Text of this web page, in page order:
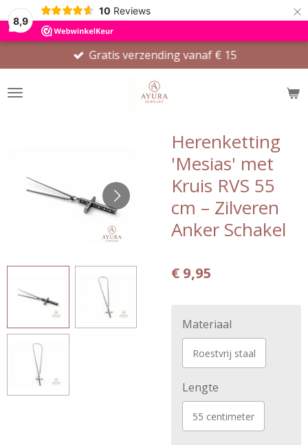
8,9
10 Reviews ×
Gratis verzending vanaf € 15
Herenketting
'Mesias' met
Kruis RVS 55
cm – Zilveren
Anker Schakel
€ 9,95
Materiaal
Roestvrij staal
Lengte
55 centimeter